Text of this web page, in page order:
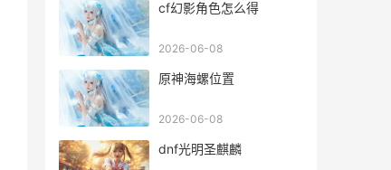
cf幻影角色怎么得
2026-06-08
原神海螺位置
2026-06-08
dnf光明圣麒麟